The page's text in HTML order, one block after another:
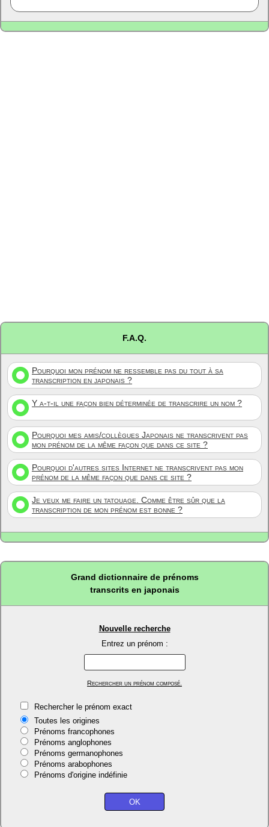
F.A.Q.
Pourquoi mon prénom ne ressemble pas du tout à sa
transcription en japonais ?
Y a-t-il une façon bien déterminée de transcrire un nom ?
Pourquoi mes amis/collègues Japonais ne transcrivent pas
mon prénom de la même façon que dans ce site ?
Pourquoi d'autres sites Internet ne transcrivent pas mon
prénom de la même façon que dans ce site ?
Je veux me faire un tatouage. Comme être sûr que la
transcription de mon prénom est bonne ?
Grand dictionnaire de prénoms
transcrits en japonais
Nouvelle recherche
Entrez un prénom :
Rechercher un prénom composé.
Rechercher le prénom exact
Toutes les origines
Prénoms francophones
Prénoms anglophones
Prénoms germanophones
Prénoms arabophones
Prénoms d'origine indéfinie